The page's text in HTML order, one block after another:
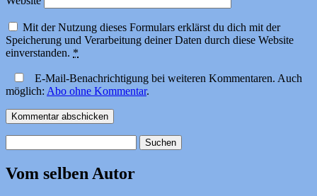
Mit der Nutzung dieses Formulars erklärst du dich mit der
Speicherung und Verarbeitung deiner Daten durch diese Website
einverstanden. *
E-Mail-Benachrichtigung bei weiteren Kommentaren. Auch
möglich: Abo ohne Kommentar.
nach:
Vom selben Autor